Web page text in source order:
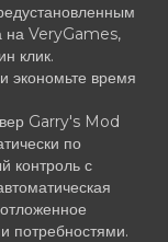
на VeryGames,
клик.
экономьте время
Garry's Mod
по
контроль с
потребностями.